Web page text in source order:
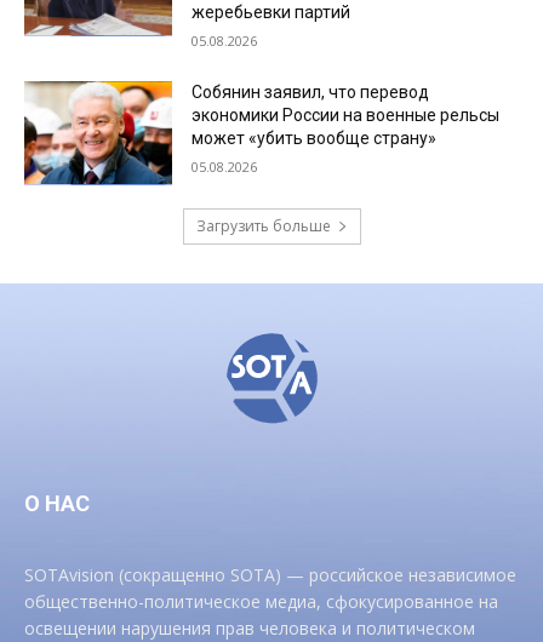
жеребьевки партий
05.08.2026
Собянин заявил, что перевод
экономики России на военные рельсы
может «убить вообще страну»
05.08.2026
Загрузить больше
О НАС
SOTAvision (сокращенно SOTA) — российское независимое
общественно-политическое медиа, сфокусированное на
освещении нарушения прав человека и политическом